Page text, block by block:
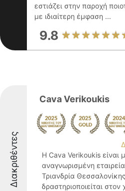
εστιάζει στην παροχή
με ιδιαίτερη έμφαση ...
9.8
Διακριθέντες
Cava Verikoukis
Η Cava Verikoukis είναι
αναγνωρισμένη
Τριανδρία
δραστηριοποιείται στον